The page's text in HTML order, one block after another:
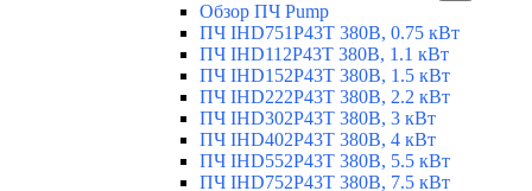
Обзор ПЧ Pump
ПЧ IHD751P43T 380В, 0.75 кВт
ПЧ IHD112P43T 380В, 1.1 кВт
ПЧ IHD152P43T 380В, 1.5 кВт
ПЧ IHD222P43T 380В, 2.2 кВт
ПЧ IHD302P43T 380В, 3 кВт
ПЧ IHD402P43T 380В, 4 кВт
ПЧ IHD552P43T 380В, 5.5 кВт
ПЧ IHD752P43T 380В, 7.5 кВт